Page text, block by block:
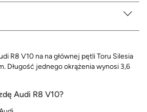
R8 V10 na na głównej pętli Toru Silesia
Długość jednego okrążenia wynosi 3,6
Audi R8 V10?